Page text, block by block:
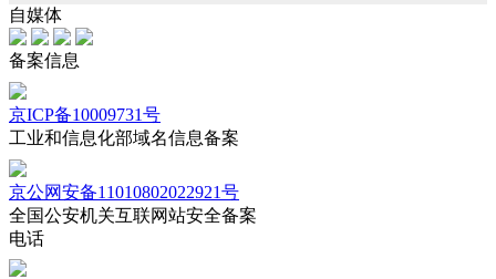
自媒体
备案信息
京ICP备10009731号
工业和信息化部域名信息备案
京公网安备11010802022921号
全国公安机关互联网站安全备案
电话